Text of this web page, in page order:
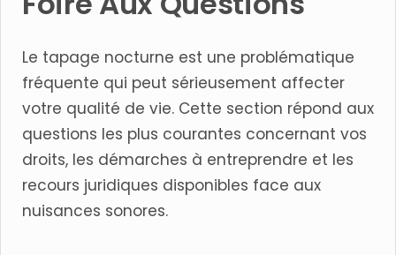
Le tapage nocturne est une problématique
fréquente qui peut sérieusement affecter
votre qualité de vie. Cette section répond aux
questions les plus courantes concernant vos
droits, les démarches à entreprendre et les
recours juridiques disponibles face aux
nuisances sonores.